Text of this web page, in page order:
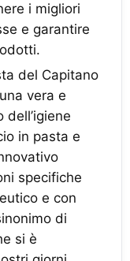
i migliori
e garantire
del Capitano
vera e
dell’igiene
in pasta e
specifiche
e con
di
si è